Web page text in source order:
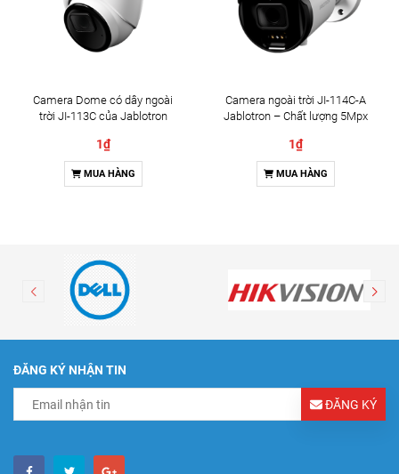
Camera Dome có dây ngoài
trời JI-113C của Jablotron
1₫
MUA HÀNG
Camera ngoài trời JI-114C-A
Jablotron – Chất lượng 5Mpx
1₫
MUA HÀNG
ĐĂNG KÝ NHẬN TIN
ĐĂNG KÝ